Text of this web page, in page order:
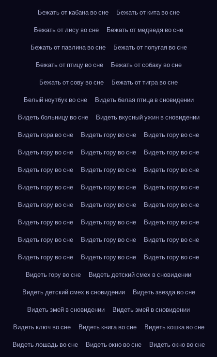
Бежать от кабана во сне
Бежать от кита во сне
Бежать от лису во сне
Бежать от медведя во сне
Бежать от павлина во сне
Бежать от попугая во сне
Бежать от птицу во сне
Бежать от собаку во сне
Бежать от сову во сне
Бежать от тигра во сне
Белый ноутбук во сне
Видеть белая птица в сновидении
Видеть больницу во сне
Видеть вкусный ужин в сновидении
Видеть гора во сне
Видеть гору во сне
Видеть гору во сне
Видеть гору во сне
Видеть гору во сне
Видеть гору во сне
Видеть гору во сне
Видеть гору во сне
Видеть гору во сне
Видеть гору во сне
Видеть гору во сне
Видеть гору во сне
Видеть гору во сне
Видеть гору во сне
Видеть гору во сне
Видеть гору во сне
Видеть гору во сне
Видеть гору во сне
Видеть гору во сне
Видеть гору во сне
Видеть гору во сне
Видеть гору во сне
Видеть гору во сне
Видеть гору во сне
Видеть гору во сне
Видеть детский смех в сновидении
Видеть детский смех в сновидении
Видеть звезда во сне
Видеть змей в сновидении
Видеть змей в сновидении
Видеть ключ во сне
Видеть книга во сне
Видеть кошка во сне
Видеть лошадь во сне
Видеть окно во сне
Видеть окно во сне